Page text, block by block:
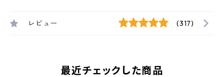
レビュー (317)
最近チェックした商品